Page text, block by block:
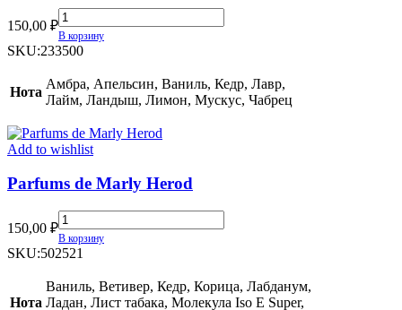
150,00 ₽
Parfums
de
Marly
quantity
В корзину
SKU:233500
Нота
Амбра, Апельсин, Ваниль, Кедр, Лавр,
Лайм, Ландыш, Лимон, Мускус, Чабрец
Add to wishlist
Parfums de Marly Herod
150,00 ₽
Parfums
de
Marly
quantity
В корзину
SKU:502521
Нота
Ваниль, Ветивер, Кедр, Корица, Лабданум,
Ладан, Лист табака, Молекула Iso E Super,